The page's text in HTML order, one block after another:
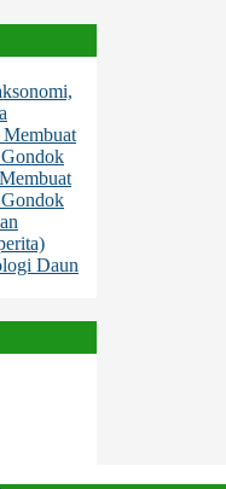
Membuat
Daun